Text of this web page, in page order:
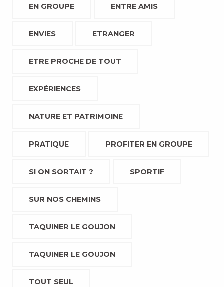
EN GROUPE ENTRE AMIS
ENVIES ETRANGER
ETRE PROCHE DE TOUT
EXPÉRIENCES
NATURE ET PATRIMOINE
PRATIQUE PROFITER EN GROUPE
SI ON SORTAIT ? SPORTIF
SUR NOS CHEMINS
TAQUINER LE GOUJON
TAQUINER LE GOUJON
TOUT SEUL